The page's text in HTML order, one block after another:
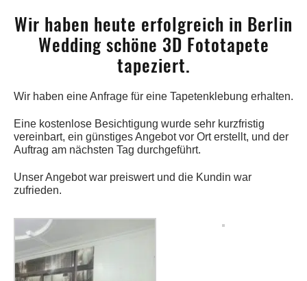
Wir haben heute erfolgreich in Berlin
Wedding schöne 3D Fototapete
tapeziert.
Wir haben eine Anfrage für eine Tapetenklebung erhalten.
Eine kostenlose Besichtigung wurde sehr kurzfristig
vereinbart, ein günstiges Angebot vor Ort erstellt, und der
Auftrag am nächsten Tag durchgeführt.
Unser Angebot war preiswert und die Kundin war
zufrieden.